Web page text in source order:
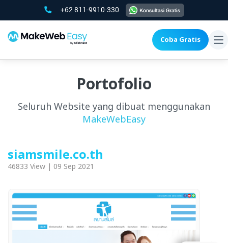
+62 811-9910-330
Coba Gratis
Portofolio
Seluruh Website yang dibuat menggunakan
MakeWebEasy
siamsmile.co.th
46833 View | 09 Sep 2021